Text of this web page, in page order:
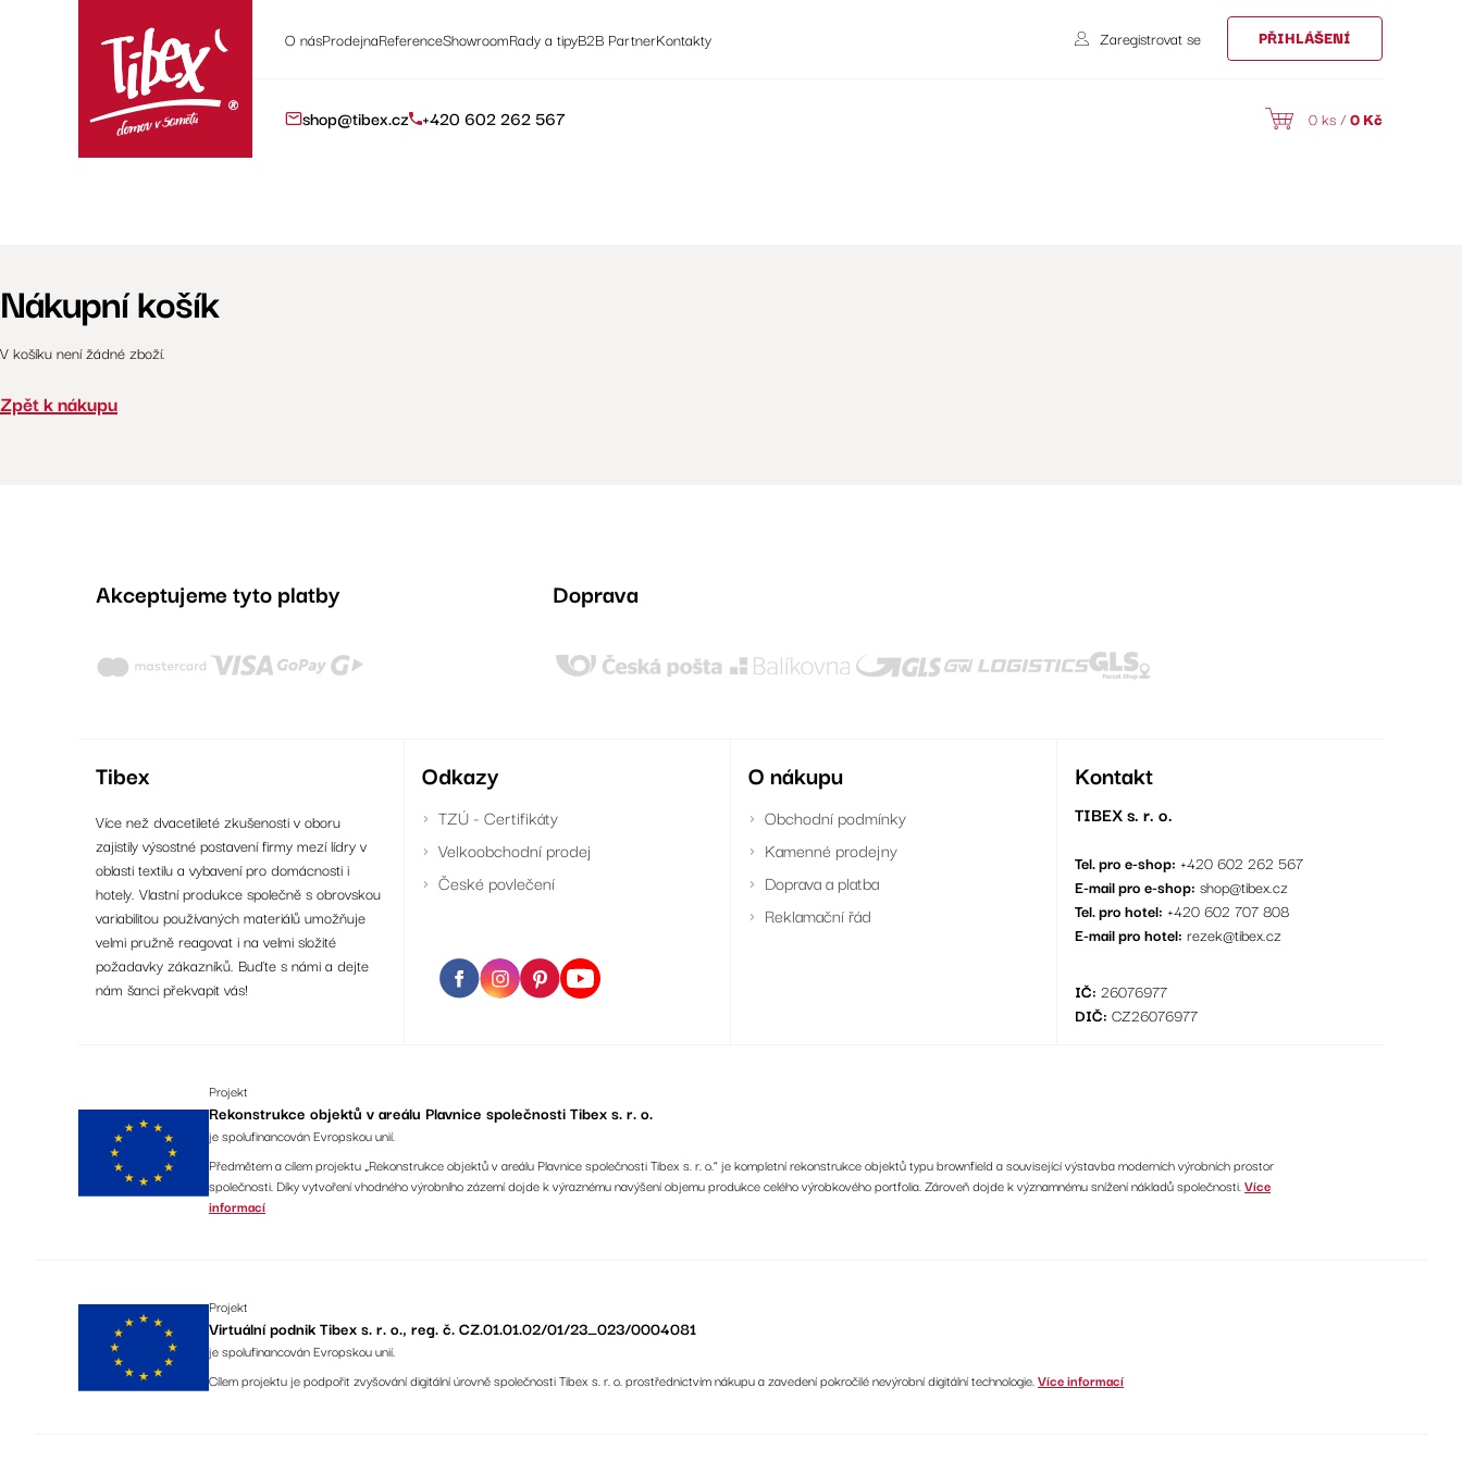
O násProdejnaReferenceShowroomRady a tipyB2B PartnerKontakty Zaregistrovat se PŘIHLÁŠENÍ
shop@tibex.cz +420 602 262 567 0 ks /0Kč
Nákupní košík
V košíku není žádné zboží.
Zpět k nákupu
Akceptujeme tyto platby Doprava
Tibex
Více než dvacetileté zkušenosti v oboru
zajistily výsostné postavení firmy mezí lídry v
oblasti textilu a vybavení pro domácnosti i
hotely. Vlastní produkce společně s obrovskou
variabilitou používaných materiálů umožňuje
velmi pružně reagovat i na velmi složité
požadavky zákazníků. Buďte s námi a dejte
nám šanci překvapit vás!
Odkazy
TZÚ - Certifikáty
Velkoobchodní prodej
České povlečení
O nákupu
Obchodní podmínky
Kamenné prodejny
Doprava a platba
Reklamační řád
Kontakt
TIBEX s. r. o.
Tel. pro e-shop: +420 602 262 567
E-mail pro e-shop: shop@tibex.cz
Tel. pro hotel: +420 602 707 808
E-mail pro hotel: rezek@tibex.cz
IČ: 26076977
DIČ: CZ26076977
Projekt
Rekonstrukce objektů v areálu Plavnice společnosti Tibex s. r. o.
je spolufinancován Evropskou unií.
Předmětem a cílem projektu „Rekonstrukce objektů v areálu Plavnice společnosti Tibex s. r. o.“ je kompletní rekonstrukce objektů typu brownfield a související výstavba moderních výrobních prostor
společnosti. Díky vytvoření vhodného výrobního zázemí dojde k výraznému navýšení objemu produkce celého výrobkového portfolia. Zároveň dojde k významnému snížení nákladů společnosti.Více
informací
Projekt
Virtuální podnik Tibex s. r. o., reg. č. CZ.01.01.02/01/23_023/0004081
je spolufinancován Evropskou unií.
Cílem projektu je podpořit zvyšování digitální úrovně společnosti Tibex s. r. o. prostřednictvím nákupu a zavedení pokročilé nevýrobní digitální technologie.Více informací